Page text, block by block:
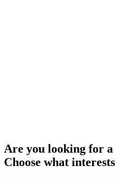
Are you looking for a
Choose what